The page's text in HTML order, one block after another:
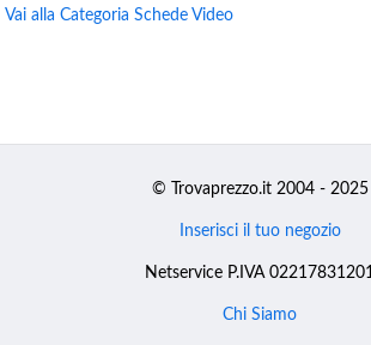
Vai alla Categoria Schede Video
© Trovaprezzo.it 2004 - 2025
Inserisci il tuo negozio
Netservice P.IVA 02217831201
Chi Siamo